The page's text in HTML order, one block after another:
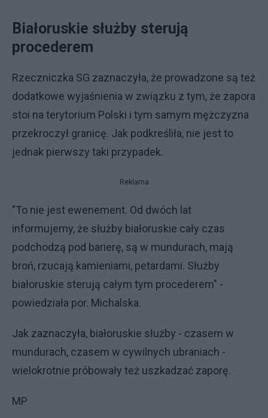
Białoruskie służby sterują
procederem
Rzeczniczka SG zaznaczyła, że prowadzone są też
dodatkowe wyjaśnienia w związku z tym, że zapora
stoi na terytorium Polski i tym samym mężczyzna
przekroczył granicę. Jak podkreśliła, nie jest to
jednak pierwszy taki przypadek.
Reklama
"To nie jest ewenement. Od dwóch lat
informujemy, że służby białoruskie cały czas
podchodzą pod barierę, są w mundurach, mają
broń, rzucają kamieniami, petardami. Służby
białoruskie sterują całym tym procederem" -
powiedziała por. Michalska.
Jak zaznaczyła, białoruskie służby - czasem w
mundurach, czasem w cywilnych ubraniach -
wielokrotnie próbowały też uszkadzać zaporę.
MP